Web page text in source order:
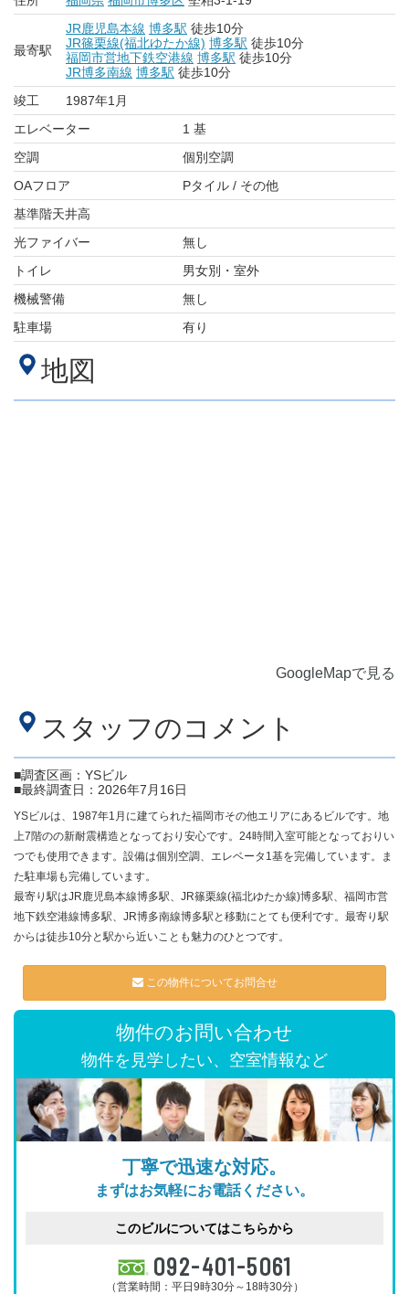
最寄駅
JR鹿児島本線 博多駅 徒歩10分
JR篠栗線(福北ゆたか線) 博多駅 徒歩10分
福岡市営地下鉄空港線 博多駅 徒歩10分
JR博多南線 博多駅 徒歩10分
竣工
1987年1月
エレベーター
1 基
空調
個別空調
OAフロア
Pタイル / その他
基準階天井高
光ファイバー
無し
トイレ
男女別・室外
機械警備
無し
駐車場
有り
地図
GoogleMapで見る
スタッフのコメント
■調査区画：YSビル
■最終調査日：2026年7月16日
YSビルは、1987年1月に建てられた福岡市その他エリアにあるビルです。地
上7階のの新耐震構造となっており安心です。24時間入室可能となっておりい
つでも使用できます。設備は個別空調、エレベータ1基を完備しています。ま
た駐車場も完備しています。
最寄り駅はJR鹿児島本線博多駅、JR篠栗線(福北ゆたか線)博多駅、福岡市営
地下鉄空港線博多駅、JR博多南線博多駅と移動にとても便利です。最寄り駅
からは徒歩10分と駅から近いことも魅力のひとつです。
この物件についてお問合せ
物件のお問い合わせ
物件を見学したい、空室情報など
丁寧で迅速な対応。
まずはお気軽にお電話ください。
このビルについてはこちらから
092-401-5061
（営業時間：平日9時30分～18時30分）